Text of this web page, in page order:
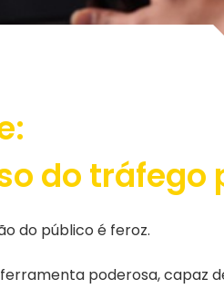
do tráfego
do público é feroz.
poderosa, capaz